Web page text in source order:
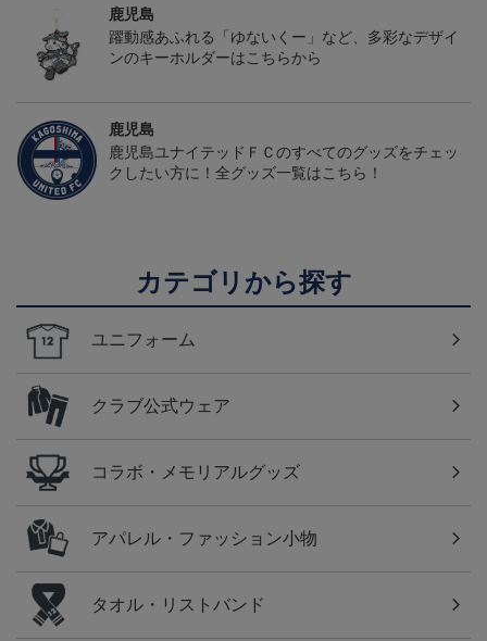
鹿児島
躍動感あふれる「ゆないくー」など、多彩なデザイ
ンのキーホルダーはこちらから
鹿児島
鹿児島ユナイテッドＦＣのすべてのグッズをチェッ
クしたい方に！全グッズ一覧はこちら！
カテゴリから探す
ユニフォーム
クラブ公式ウェア
コラボ・メモリアルグッズ
アパレル・ファッション小物
タオル・リストバンド